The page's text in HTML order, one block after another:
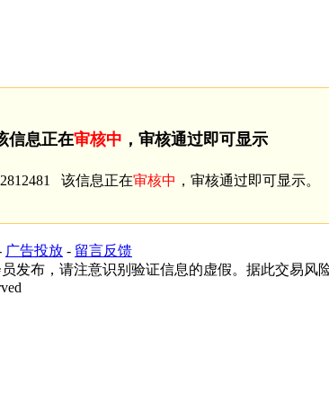
信息正在审核中 ，审核通过即可显示
该信息正在审核中 ，审核通过即可显示。
广告投放 - 留言反馈
发布，请注意识别验证信息的虚假。据此交易风